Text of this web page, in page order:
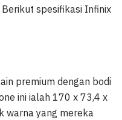
spesifikasi Infinix
premium dengan bodi
ini ialah 170 x 73,4 x
warna yang mereka